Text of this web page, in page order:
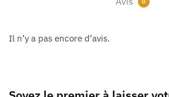
0
Il n’y a pas encore d’avis.